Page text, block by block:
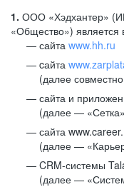
1. ООО «Хэдхантер»
«Общество») является
сайта www.hh.ru
cайта
(далее
сайта и
(далее —
сайта
(далее —
CRM-системы
(далее —